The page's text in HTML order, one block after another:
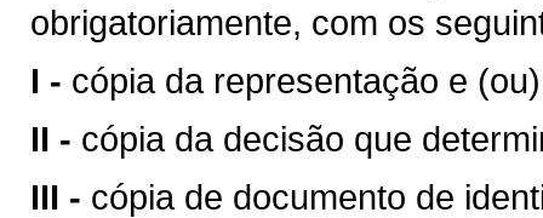
obrigatoriamente, com os
I - cópia da representação e
II - cópia da decisão que
III - cópia de documento de